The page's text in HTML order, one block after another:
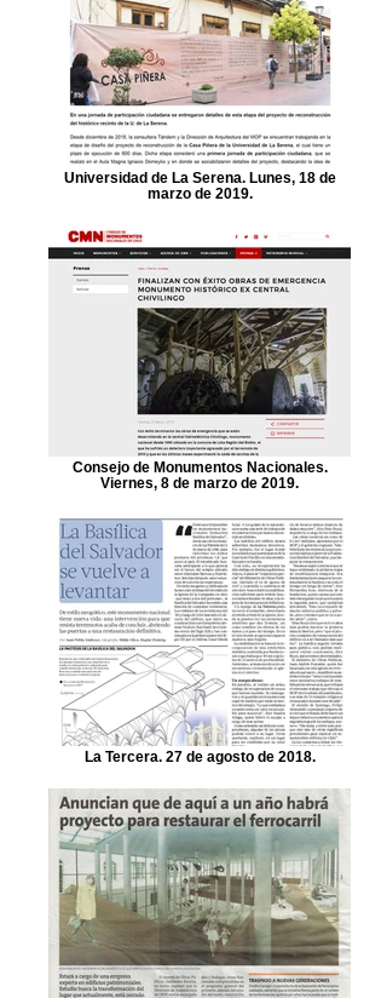
Universidad de La Serena. Lunes, 18 de
marzo de 2019.
Consejo de Monumentos Nacionales.
Viernes, 8 de marzo de 2019.
La Tercera. 27 de agosto de 2018.